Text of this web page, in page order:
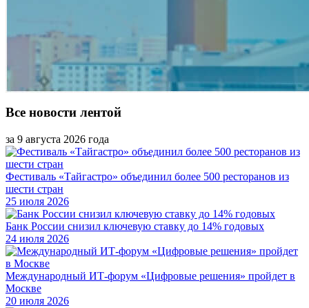
Все новости лентой
за 9 августа 2026 года
Фестиваль «Тайгастро» объединил более 500 ресторанов из
шести стран
25 июля 2026
Банк России снизил ключевую ставку до 14% годовых
24 июля 2026
Международный ИТ-форум «Цифровые решения» пройдет в
Москве
20 июля 2026